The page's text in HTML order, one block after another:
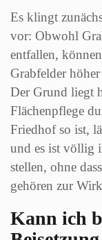
Es klingt
vor: Obwohl
entfallen,
Grabfelder
Der Grund liegt
Flächenpflege
Friedhof so ist,
und es ist völlig
stellen, ohne
gehören zur
Kann ich